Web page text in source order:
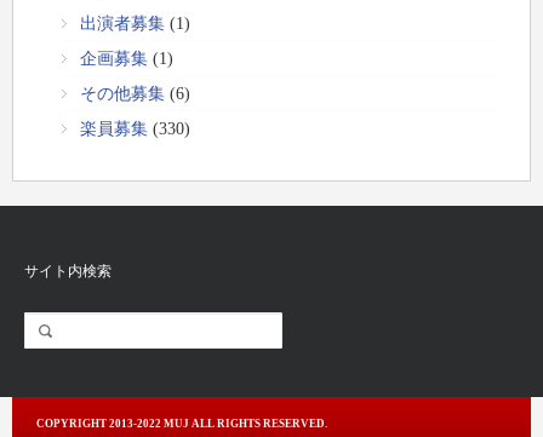
出演者募集 (1)
企画募集 (1)
その他募集 (6)
楽員募集 (330)
サイト内検索
COPYRIGHT 2013-2022 MUJ ALL RIGHTS RESERVED.